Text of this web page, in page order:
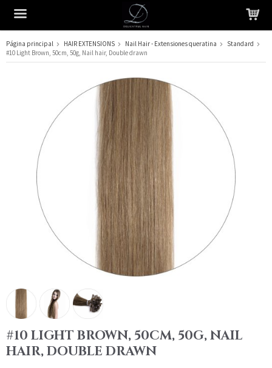
El producto ha sido añadido a su carrito
Página principal HAIR EXTENSIONS Nail Hair - Extensiones queratina
Standard
#10 Light Brown, 50cm, 50g, Nail hair, Double drawn
#10 LIGHT BROWN, 50CM, 50G, NAIL
HAIR, DOUBLE DRAWN